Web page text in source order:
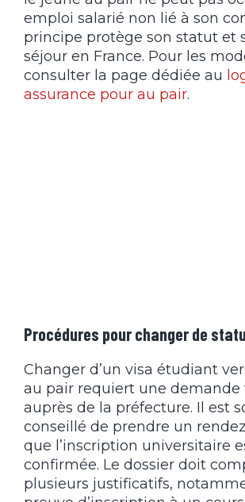
emploi salarié non lié à son
principe protège son statut et
séjour en France. Pour les
consulter la page dédiée au
assurance pour au pair.
Procédures pour changer de
Changer d’un visa étudiant
au pair requiert une demande
auprès de la préfecture. Il est
conseillé de prendre un
que l’inscription universitaire
confirmée. Le dossier doit
plusieurs justificatifs,